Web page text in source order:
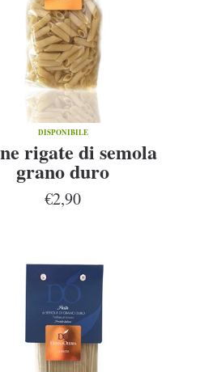
DISPONIBILE
rigate di semola
grano duro
€2,90